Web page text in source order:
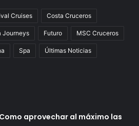
Cruises Costa Cruceros
Journeys Futuro MSC Cruceros
Spa Últimas Noticias
aprovechar al máximo las